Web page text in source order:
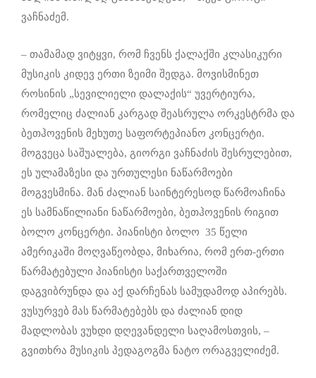
ვაჩნაძემ.
– თამამად ვიტყვი, რომ ჩვენს ქალაქში კლასიკური
მუსიკის კიდევ ერთი ზეიმი შედგა. მოვისმინეთ
როსინის „სევილიელი დალაქის“ უვერტიურა,
რომელიც ძალიან კარგად შეასრულა ორკესტრმა და
ბეთჰოვენის მეხუთე საფორტეპიანო კონცერტი.
მოგვეცა საშუალება, გიორგი ვაჩნაძის შესრულებით,
ეს ულამაზესი და ურთულესი ნაწარმოები
მოგვესმინა. მან ძალიან საინტერესოდ წარმოაჩინა
ეს სამნაწილიანი ნაწარმოები, ბეთჰოვენის რიგით
ბოლო კონცერტი. პიანისტი ბოლო 35 წელი
ამერიკაში მოღვაწეობდა, მიხარია, რომ ერთ-ერთი
წარმატებული პიანისტი საქართველოში
დაგვიბრუნდა და აქ დარჩენას სამუდამოდ აპირებს.
ვუსურვებ მას წარმატებებს და ძალიან დიდ
მადლობას ვუხდი დღევანდელი საღამოსთვის, –
გვითხრა მუსიკის პედაგოგმა ნატო ორაგველიძემ.